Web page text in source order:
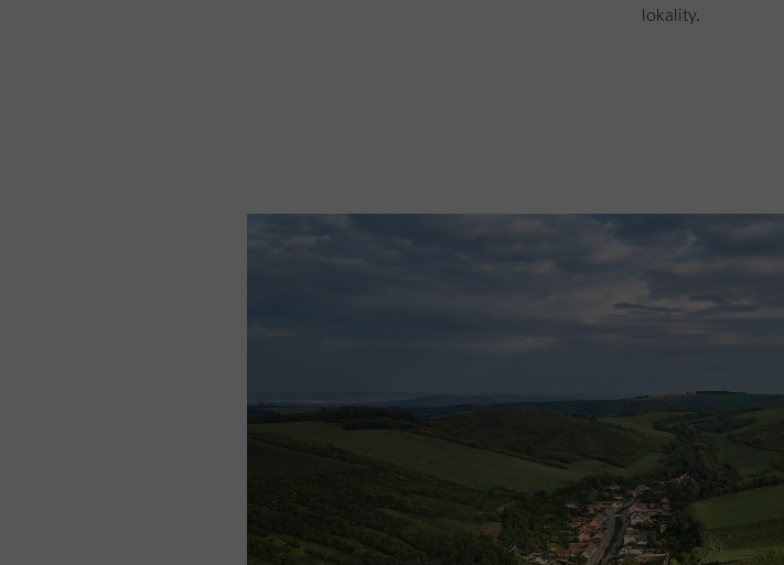
lokality.
do terénu a její
prospěch krajiny
zázemí,
vzdušnost lze
kde se otevírají
Pálavy i rovin
Vlastní stavba je
výrobě, ležení a